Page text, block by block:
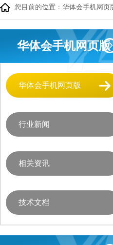
您目前的位置： 华体会手机网页
华体会手机网页版
华体会手机网页版
行业新闻
相关资讯
技术文档